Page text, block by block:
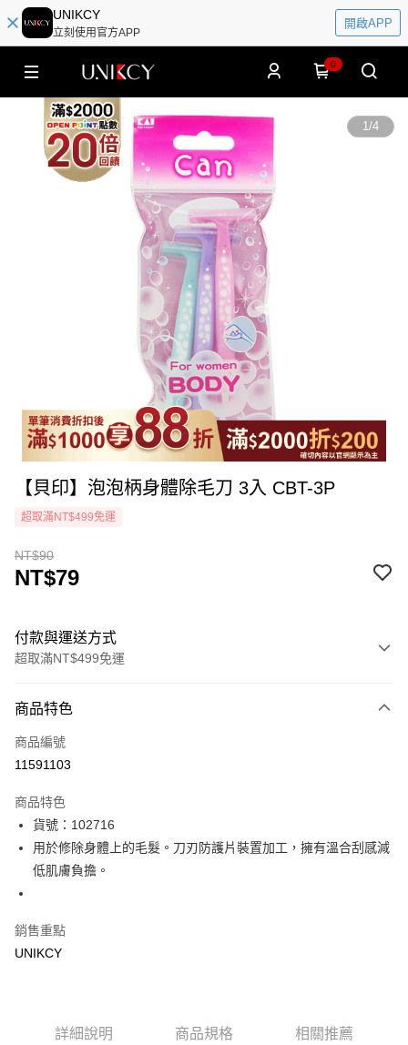
UNIKCY
立刻使用官方APP
開啟APP
0
1/4
【貝印】泡泡柄身體除毛刀 3入 CBT-3P
超取滿NT$499免運
NT$90
NT$79
付款與運送方式
超取滿NT$499免運
icash Pay
信用卡一次付款
LINE Pay
Apple Pay
悠遊付
Google Pay
7-11取貨付款［需3-5個工作天不含預購商品］
商品特色
商品編號
11591103
商品特色
貨號：102716
用於修除身體上的毛髮。刀刃防護片裝置加工，擁有溫合刮感減
低肌膚負擔。
銷售重點
UNIKCY
詳細說明 商品規格 相關推薦